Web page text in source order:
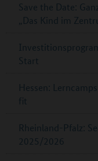
Save the Date:
„Das Kind im
Start
Hessen:
fit
Rheinland-Pfalz:
2025/2026